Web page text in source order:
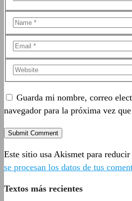
Guarda mi nombre, correo
navegador para la próxima vez
Este sitio usa Akismet para reducir
se procesan los datos de tus
Textos más recientes